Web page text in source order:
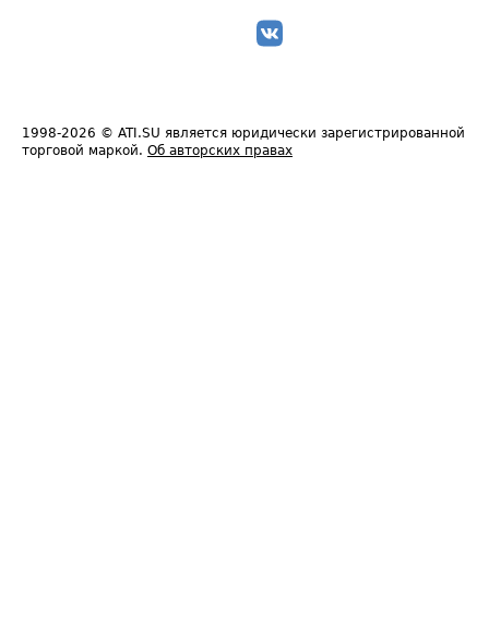
1998-2026 © ATI.SU является юридически зарегистрированной
торговой маркой. Об авторских правах